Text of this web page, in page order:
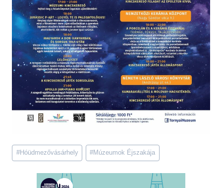
Post
Tags:
#Hóüdmezővásárhely #Múzeumok Éjszakája